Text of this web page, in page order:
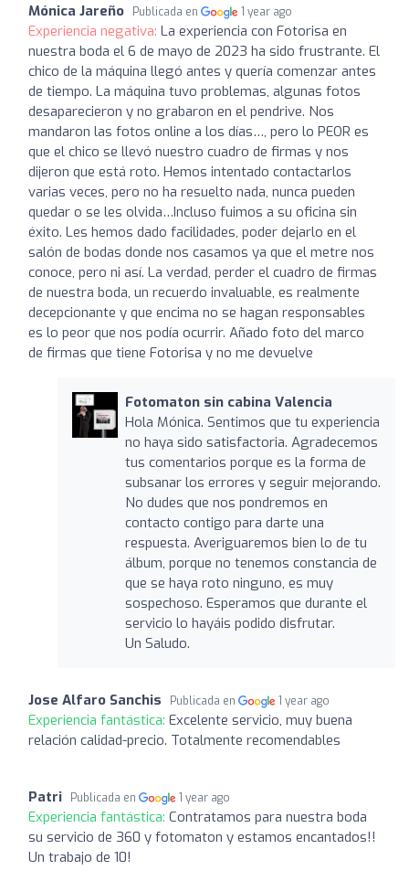
Mónica Jareño Publicada en 1 year ago
Experiencia negativa: La experiencia con Fotorisa en
nuestra boda el 6 de mayo de 2023 ha sido frustrante. El
chico de la máquina llegó antes y quería comenzar antes
de tiempo. La máquina tuvo problemas, algunas fotos
desaparecieron y no grabaron en el pendrive. Nos
mandaron las fotos online a los días…, pero lo PEOR es
que el chico se llevó nuestro cuadro de firmas y nos
dijeron que está roto. Hemos intentado contactarlos
varias veces, pero no ha resuelto nada, nunca pueden
quedar o se les olvida…Incluso fuimos a su oficina sin
éxito. Les hemos dado facilidades, poder dejarlo en el
salón de bodas donde nos casamos ya que el metre nos
conoce, pero ni así. La verdad, perder el cuadro de firmas
de nuestra boda, un recuerdo invaluable, es realmente
decepcionante y que encima no se hagan responsables
es lo peor que nos podía ocurrir. Añado foto del marco
de firmas que tiene Fotorisa y no me devuelve
Fotomaton sin cabina Valencia
Hola Mónica. Sentimos que tu experiencia
no haya sido satisfactoria. Agradecemos
tus comentarios porque es la forma de
subsanar los errores y seguir mejorando.
No dudes que nos pondremos en
contacto contigo para darte una
respuesta. Averiguaremos bien lo de tu
álbum, porque no tenemos constancia de
que se haya roto ninguno, es muy
sospechoso. Esperamos que durante el
servicio lo hayáis podido disfrutar.
Un Saludo.
Jose Alfaro Sanchis Publicada en 1 year ago
Experiencia fantástica: Excelente servicio, muy buena
relación calidad-precio. Totalmente recomendables
Patri Publicada en 1 year ago
Experiencia fantástica: Contratamos para nuestra boda
su servicio de 360 y fotomaton y estamos encantados!!
Un trabajo de 10!